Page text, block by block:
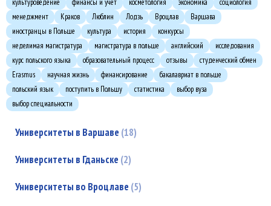
менеджмент
Краков Люблин Лодзь Вроцлав
Варшава
иностранцы в Польше
культура история
конкурсы
неделимая магистратура
магистратура в польше английский
исследования
курс польского языка
образовательный процесс отзывы
студенческий обмен
Erasmus
научная жизнь финансирование
бакалавриат в польше
польский язык
поступить в Польшу статистика
выбор вуза
выбор специальности
Университеты в Варшаве 18
Университеты в Гданьске 2
Университеты во Вроцлаве 5